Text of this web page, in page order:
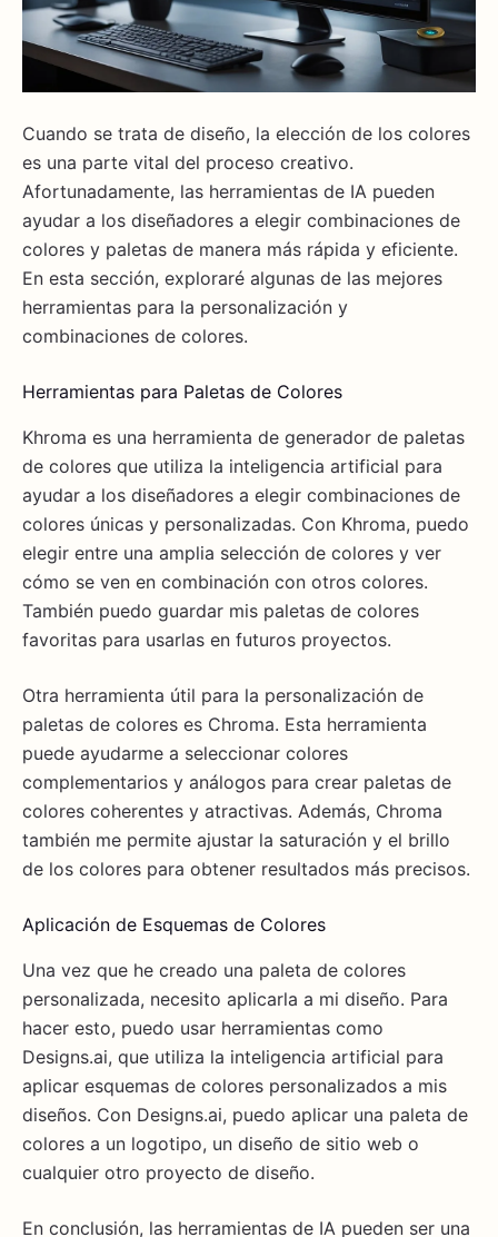
Cuando se trata de diseño, la elección de los colores
es una parte vital del proceso creativo.
Afortunadamente, las herramientas de IA pueden
ayudar a los diseñadores a elegir combinaciones de
colores y paletas de manera más rápida y eficiente.
En esta sección, exploraré algunas de las mejores
herramientas para la personalización y
combinaciones de colores.
Herramientas para Paletas de Colores
Khroma es una herramienta de generador de paletas
de colores que utiliza la inteligencia artificial para
ayudar a los diseñadores a elegir combinaciones de
colores únicas y personalizadas. Con Khroma, puedo
elegir entre una amplia selección de colores y ver
cómo se ven en combinación con otros colores.
También puedo guardar mis paletas de colores
favoritas para usarlas en futuros proyectos.
Otra herramienta útil para la personalización de
paletas de colores es Chroma. Esta herramienta
puede ayudarme a seleccionar colores
complementarios y análogos para crear paletas de
colores coherentes y atractivas. Además, Chroma
también me permite ajustar la saturación y el brillo
de los colores para obtener resultados más precisos.
Aplicación de Esquemas de Colores
Una vez que he creado una paleta de colores
personalizada, necesito aplicarla a mi diseño. Para
hacer esto, puedo usar herramientas como
Designs.ai, que utiliza la inteligencia artificial para
aplicar esquemas de colores personalizados a mis
diseños. Con Designs.ai, puedo aplicar una paleta de
colores a un logotipo, un diseño de sitio web o
cualquier otro proyecto de diseño.
En conclusión, las herramientas de IA pueden ser una